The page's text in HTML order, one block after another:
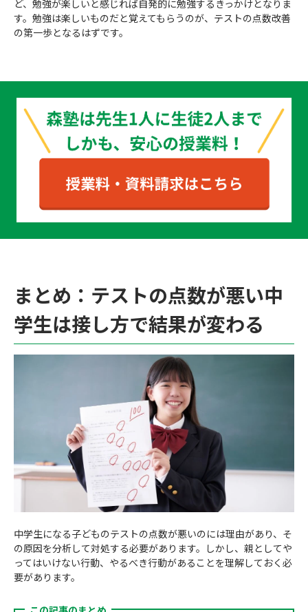
ど、勉強が楽しいと感じれば自発的に勉強するきっかけとなりま
す。勉強は楽しいものだと覚えてもらうのが、テストの点数改善
の第一歩となるはずです。
まとめ：テストの点数が悪い中
学生は接し方で結果が変わる
中学生になる子どものテストの点数が悪いのには理由があり、そ
の原因を分析して対処する必要があります。しかし、親としてや
ってはいけない行動、やるべき行動があることを理解しておく必
要があります。